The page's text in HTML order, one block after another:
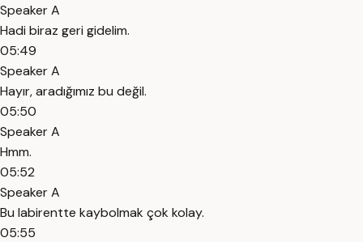
Speaker A
Hadi biraz geri gidelim.
05:49
Speaker A
Hayır, aradığımız bu değil.
05:50
Speaker A
Hmm.
05:52
Speaker A
Bu labirentte kaybolmak çok kolay.
05:55